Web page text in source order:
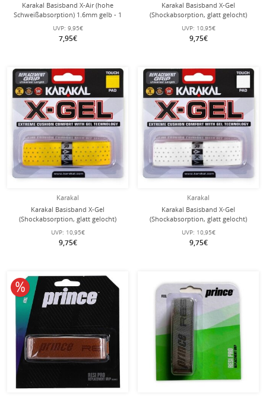
Karakal Basisband X-Air (hohe
Schweißabsorption) 1.6mm gelb - 1
Stück
UVP: 9,95€
7,95€
Karakal Basisband X-Gel
(Shockabsorption, glatt gelocht)
2.2mm schwarz
UVP: 10,95€
9,75€
Karakal
Karakal Basisband X-Gel
(Shockabsorption, glatt gelocht)
2.2mm gelb
UVP: 10,95€
9,75€
Karakal
Karakal Basisband X-Gel
(Shockabsorption, glatt gelocht)
2.2mm weiss
UVP: 10,95€
9,75€
10% reduziert